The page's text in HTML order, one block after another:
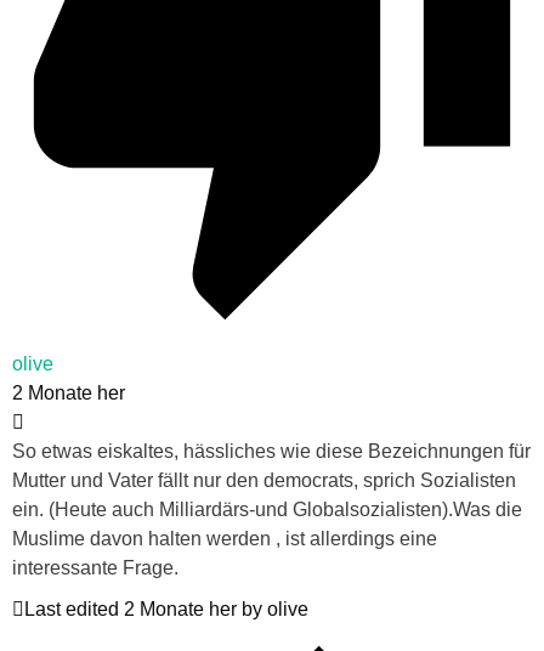
olive
2 Monate her
So etwas eiskaltes, hässliches wie diese Bezeichnungen für
Mutter und Vater fällt nur den democrats, sprich Sozialisten
ein. (Heute auch Milliardärs-und Globalsozialisten).Was die
Muslime davon halten werden , ist allerdings eine
interessante Frage.
Last edited 2 Monate her by olive